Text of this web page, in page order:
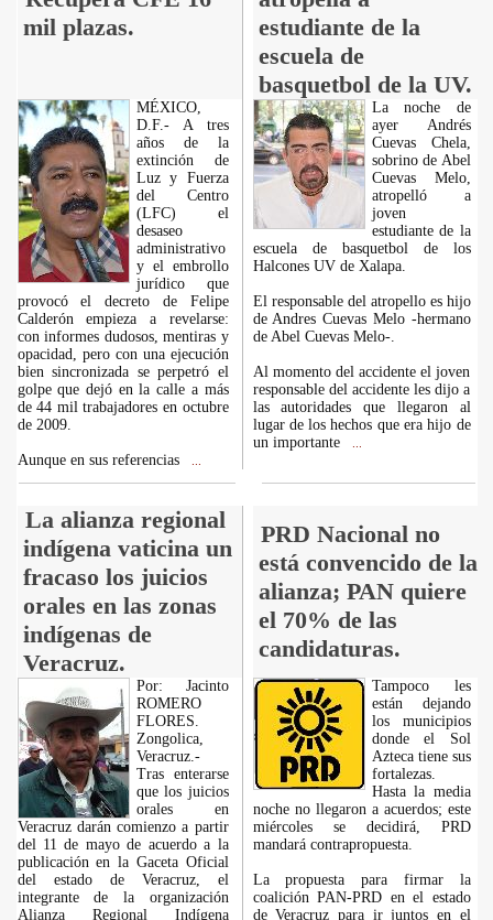
mil plazas.
estudiante de la
escuela de
basquetbol de la UV.
MÉXICO,
D.F.- A tres
años de la
extinción de
Luz y Fuerza
del Centro
(LFC) el
desaseo
administrativo
y el embrollo
jurídico que
provocó el decreto de Felipe
Calderón empieza a revelarse:
con informes dudosos, mentiras y
opacidad, pero con una ejecución
bien sincronizada se perpetró el
golpe que dejó en la calle a más
de 44 mil trabajadores en octubre
de 2009.
Aunque en sus referencias
La noche de
ayer Andrés
Cuevas Chela,
sobrino de Abel
Cuevas Melo,
atropelló a
joven
estudiante de la
escuela de basquetbol de los
Halcones UV de Xalapa.
El responsable del atropello es hijo
de Andres Cuevas Melo -hermano
de Abel Cuevas Melo-.
Al momento del accidente el joven
responsable del accidente les dijo a
las autoridades que llegaron al
lugar de los hechos que era hijo de
un importante
La alianza regional
indígena vaticina un
fracaso los juicios
orales en las zonas
indígenas de
Veracruz.
PRD Nacional no
está convencido de la
alianza; PAN quiere
el 70% de las
candidaturas.
Por: Jacinto
ROMERO
FLORES.
Zongolica,
Veracruz.-
Tras enterarse
que los juicios
orales en
Veracruz darán comienzo a partir
del 11 de mayo de acuerdo a la
publicación en la Gaceta Oficial
del estado de Veracruz, el
integrante de la organización
Alianza Regional Indígena
Tampoco les
están dejando
los municipios
donde el Sol
Azteca tiene sus
fortalezas.
Hasta la media
noche no llegaron a acuerdos; este
miércoles se decidirá, PRD
mandará contrapropuesta.
La propuesta para firmar la
coalición PAN-PRD en el estado
de Veracruz para ir juntos en el